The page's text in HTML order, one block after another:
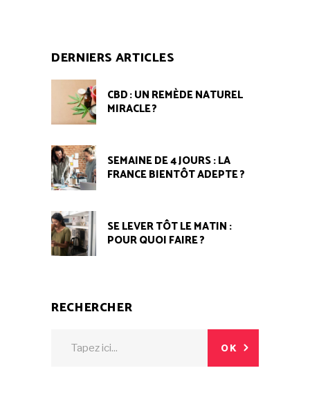
DERNIERS ARTICLES
CBD : UN REMÈDE NATUREL
MIRACLE ?
SEMAINE DE 4 JOURS : LA
FRANCE BIENTÔT ADEPTE ?
SE LEVER TÔT LE MATIN :
POUR QUOI FAIRE ?
RECHERCHER
OK